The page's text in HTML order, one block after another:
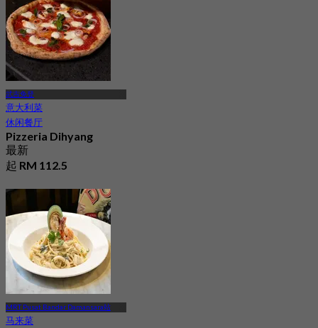
武吉免登
意大利菜
休闲餐厅
Pizzeria Dihyang
最新
起 RM 112.5
MRT Pusat Bandar Damansara站
马来菜